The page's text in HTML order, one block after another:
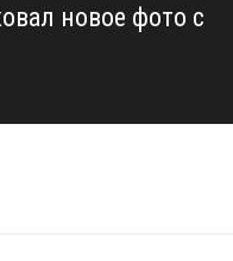
новое фото с